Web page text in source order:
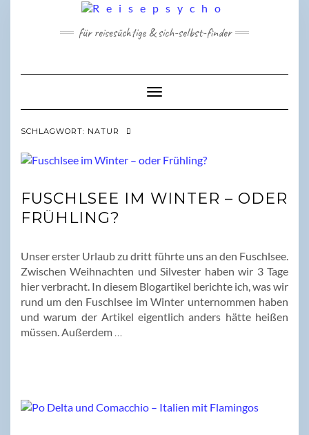
für reisesüchtige & sich-selbst-finder
Toggle Navigation
SCHLAGWORT: NATUR
FUSCHLSEE IM WINTER – ODER
FRÜHLING?
Unser erster Urlaub zu dritt führte uns an den Fuschlsee.
Zwischen Weihnachten und Silvester haben wir 3 Tage
hier verbracht. In diesem Blogartikel berichte ich, was wir
rund um den Fuschlsee im Winter unternommen haben
und warum der Artikel eigentlich anders hätte heißen
müssen. Außerdem